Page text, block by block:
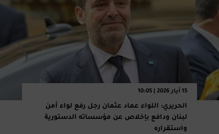
15 أيار 2026 | 10:05
الحريري: اللواء عماد عثمان رجل رفع لواء أمن
لبنان ودافع بإخلاص عن مؤسساته الدستورية
واستقراره